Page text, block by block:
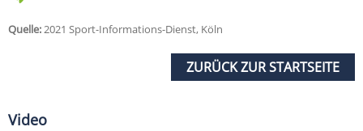
Quelle:2021 Sport-Informations-Dienst, Köln
ZURÜCK ZUR STARTSEITE
Video